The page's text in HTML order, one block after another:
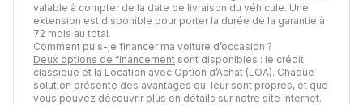
valable à compter de la date de livraison du véhicule. Une
extension est disponible pour porter la durée de la garantie à
72 mois au total.
Comment puis-je financer ma voiture d’occasion ?
Deux options de financement sont disponibles : le crédit
classique et la Location avec Option d’Achat (LOA). Chaque
solution présente des avantages qui leur sont propres, et que
vous pouvez découvrir plus en détails sur notre site internet.